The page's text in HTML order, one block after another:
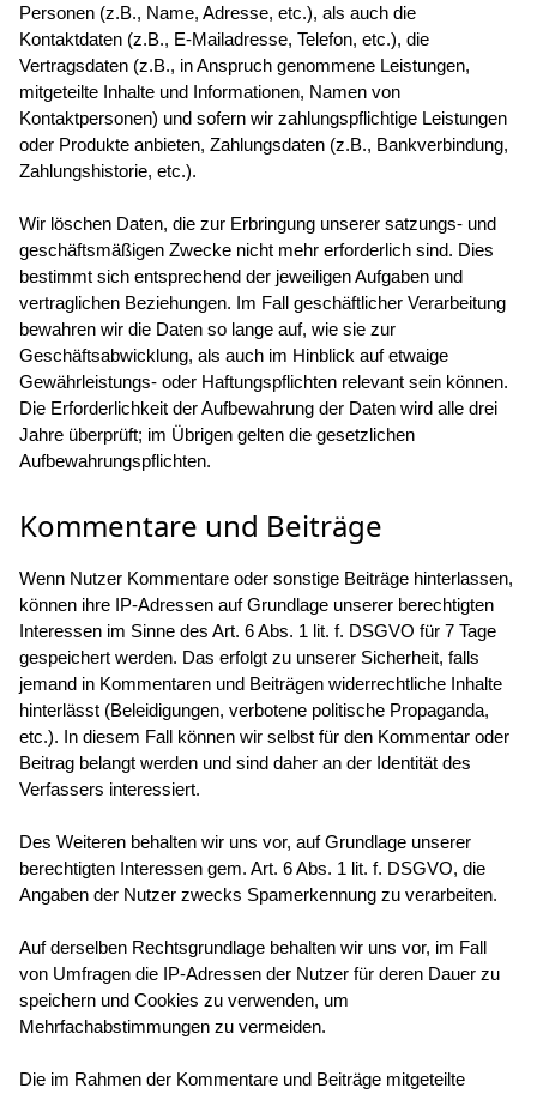
Personen (z.B., Name, Adresse, etc.), als auch die
Kontaktdaten (z.B., E-Mailadresse, Telefon, etc.), die
Vertragsdaten (z.B., in Anspruch genommene Leistungen,
mitgeteilte Inhalte und Informationen, Namen von
Kontaktpersonen) und sofern wir zahlungspflichtige Leistungen
oder Produkte anbieten, Zahlungsdaten (z.B., Bankverbindung,
Zahlungshistorie, etc.).
Wir löschen Daten, die zur Erbringung unserer satzungs- und
geschäftsmäßigen Zwecke nicht mehr erforderlich sind. Dies
bestimmt sich entsprechend der jeweiligen Aufgaben und
vertraglichen Beziehungen. Im Fall geschäftlicher Verarbeitung
bewahren wir die Daten so lange auf, wie sie zur
Geschäftsabwicklung, als auch im Hinblick auf etwaige
Gewährleistungs- oder Haftungspflichten relevant sein können.
Die Erforderlichkeit der Aufbewahrung der Daten wird alle drei
Jahre überprüft; im Übrigen gelten die gesetzlichen
Aufbewahrungspflichten.
Kommentare und Beiträge
Wenn Nutzer Kommentare oder sonstige Beiträge hinterlassen,
können ihre IP-Adressen auf Grundlage unserer berechtigten
Interessen im Sinne des Art. 6 Abs. 1 lit. f. DSGVO für 7 Tage
gespeichert werden. Das erfolgt zu unserer Sicherheit, falls
jemand in Kommentaren und Beiträgen widerrechtliche Inhalte
hinterlässt (Beleidigungen, verbotene politische Propaganda,
etc.). In diesem Fall können wir selbst für den Kommentar oder
Beitrag belangt werden und sind daher an der Identität des
Verfassers interessiert.
Des Weiteren behalten wir uns vor, auf Grundlage unserer
berechtigten Interessen gem. Art. 6 Abs. 1 lit. f. DSGVO, die
Angaben der Nutzer zwecks Spamerkennung zu verarbeiten.
Auf derselben Rechtsgrundlage behalten wir uns vor, im Fall
von Umfragen die IP-Adressen der Nutzer für deren Dauer zu
speichern und Cookies zu verwenden, um
Mehrfachabstimmungen zu vermeiden.
Die im Rahmen der Kommentare und Beiträge mitgeteilte